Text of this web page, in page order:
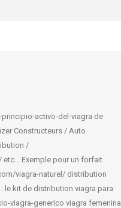
activo-del-viagra de
Constructeurs / Auto
/
etc… Exemple pour un forfait
viagra-naturel/ distribution
le kit de distribution viagra para
viagra-generico viagra femenina